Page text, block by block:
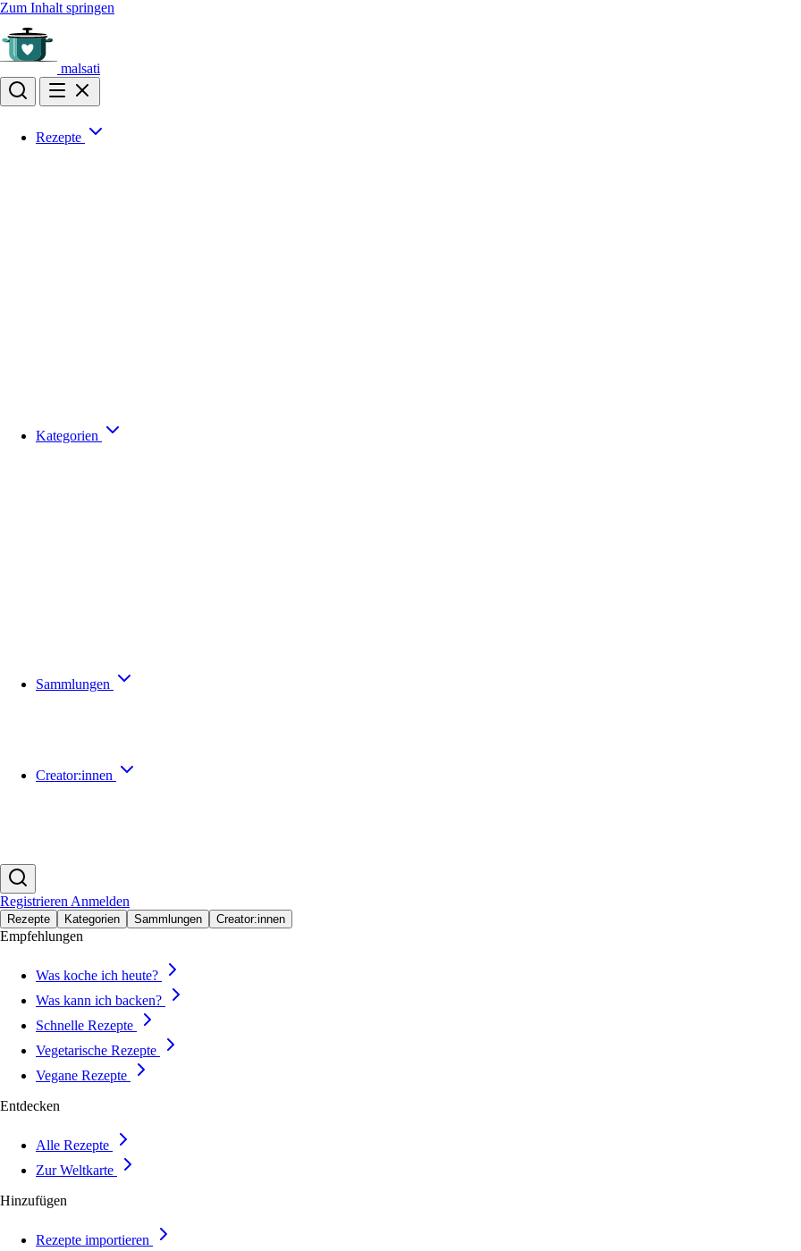
Zum Inhalt springen
malsati
Rezepte
Kategorien
Sammlungen
Creator:innen
Registrieren Anmelden
Rezepte Kategorien Sammlungen Creator:innen
Empfehlungen
Was koche ich heute?
Was kann ich backen?
Schnelle Rezepte
Vegetarische Rezepte
Vegane Rezepte
Entdecken
Alle Rezepte
Zur Weltkarte
Hinzufügen
Rezepte importieren